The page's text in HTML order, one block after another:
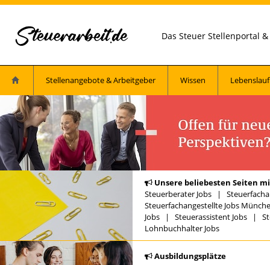
Das Steuer Stellenportal
Stellenangebote & Arbeitgeber Wissen Lebenslauf
Unsere beliebesten Seiten
Steuerberater Jobs |
Steuerfachangestellte Jobs
Jobs | Steuerassistent Jobs |
Lohnbuchhalter Jobs
Ausbildungsplätze